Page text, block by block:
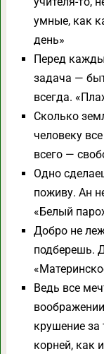
умные, как
день»
Перед
задача —
всегда.
Сколько
человеку
всего —
Одно
поживу. Ан
«Белый
Добро не
подберешь.
Ведь все
крушение за
корней, как